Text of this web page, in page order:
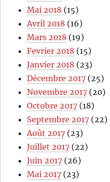
Mai 2018 (15)
Avril 2018 (16)
Mars 2018 (19)
Fevrier 2018 (15)
Janvier 2018 (23)
Décembre 2017 (25)
Novembre 2017 (20)
Octobre 2017 (18)
Septembre 2017 (22)
Août 2017 (23)
Juillet 2017 (22)
Juin 2017 (26)
Mai 2017 (23)